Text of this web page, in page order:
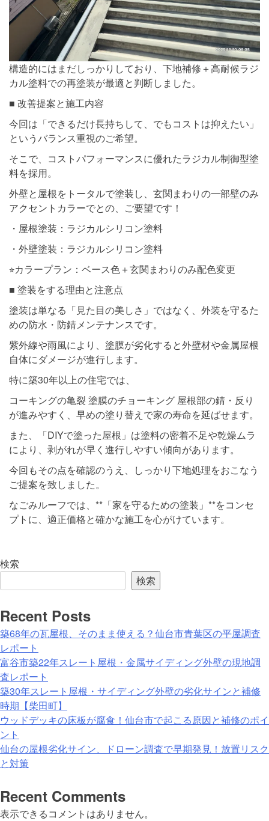
構造的にはまだしっかりしており、下地補修＋高耐候ラジ
カル塗料での再塗装が最適と判断しました。
■ 改善提案と施工内容
今回は「できるだけ長持ちして、でもコストは抑えたい」
というバランス重視のご希望。
そこで、コストパフォーマンスに優れたラジカル制御型塗
料を採用。
外壁と屋根をトータルで塗装し、玄関まわりの一部壁のみ
アクセントカラーでとの、ご要望です！
・屋根塗装：ラジカルシリコン塗料
・外壁塗装：ラジカルシリコン塗料
⭐︎カラープラン：ベース色＋玄関まわりのみ配色変更
■ 塗装をする理由と注意点
塗装は単なる「見た目の美しさ」ではなく、外装を守るた
めの防水・防錆メンテナンスです。
紫外線や雨風により、塗膜が劣化すると外壁材や金属屋根
自体にダメージが進行します。
特に築30年以上の住宅では、
コーキングの亀裂 塗膜のチョーキング 屋根部の錆・反り
が進みやすく、早めの塗り替えで家の寿命を延ばせます。
また、「DIYで塗った屋根」は塗料の密着不足や乾燥ムラ
により、剥がれが早く進行しやすい傾向があります。
今回もその点を確認のうえ、しっかり下地処理をおこなう
ご提案を致しました。
なごみルーフでは、**「家を守るための塗装」**をコンセ
プトに、適正価格と確かな施工を心がけています。
検索
検索
Recent Posts
築68年の瓦屋根、そのまま使える？仙台市青葉区の平屋調査
レポート
富谷市築22年スレート屋根・金属サイディング外壁の現地調
査レポート
築30年スレート屋根・サイディング外壁の劣化サインと補修
時期【柴田町】
ウッドデッキの床板が腐食！仙台市で起こる原因と補修のポイ
ント
仙台の屋根劣化サイン、ドローン調査で早期発見！放置リスク
と対策
Recent Comments
表示できるコメントはありません。